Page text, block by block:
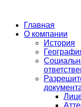
Главная
О компании
История